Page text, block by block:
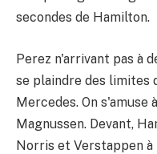
secondes de Hamilton.
Perez n'arrivant pas à
se plaindre des limites
Mercedes. On s'amuse
Magnussen. Devant,
Norris et Verstappen